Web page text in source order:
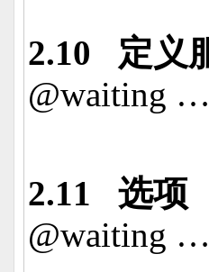
2.10 定义
@waiting
2.11 选项
@waiting